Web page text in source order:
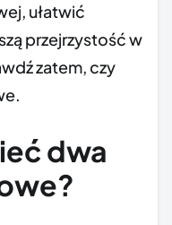
ułatwić
przejrzystość w
zatem, czy
dwa